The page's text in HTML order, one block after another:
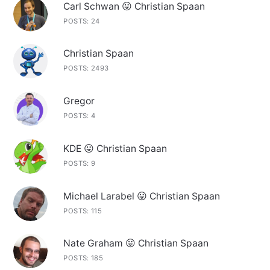
Carl Schwan 😛 Christian Spaan
POSTS: 24
Christian Spaan
POSTS: 2493
Gregor
POSTS: 4
KDE 😛 Christian Spaan
POSTS: 9
Michael Larabel 😛 Christian Spaan
POSTS: 115
Nate Graham 😛 Christian Spaan
POSTS: 185